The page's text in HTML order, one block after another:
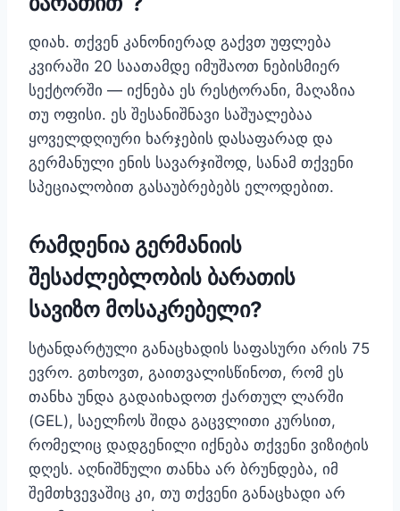
დიახ. თქვენ კანონიერად გაქვთ უფლება
კვირაში 20 საათამდე იმუშაოთ ნებისმიერ
სექტორში — იქნება ეს რესტორანი, მაღაზია
თუ ოფისი. ეს შესანიშნავი საშუალებაა
ყოველდღიური ხარჯების დასაფარად და
გერმანული ენის სავარჯიშოდ, სანამ თქვენი
სპეციალობით გასაუბრებებს ელოდებით.
რამდენია გერმანიის
შესაძლებლობის ბარათის
სავიზო მოსაკრებელი?
სტანდარტული განაცხადის საფასური არის 75
ევრო. გთხოვთ, გაითვალისწინოთ, რომ ეს
თანხა უნდა გადაიხადოთ ქართულ ლარში
(GEL), საელჩოს შიდა გაცვლითი კურსით,
რომელიც დადგენილი იქნება თქვენი ვიზიტის
დღეს. აღნიშნული თანხა არ ბრუნდება, იმ
შემთხვევაშიც კი, თუ თქვენი განაცხადი არ